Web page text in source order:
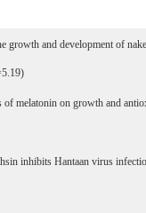
growth and development of
of melatonin on growth and
inhibits Hantaan virus